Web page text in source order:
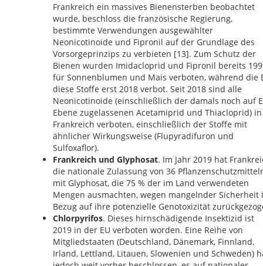
Frankreich ein massives Bienensterben beobachtet
wurde, beschloss die französische Regierung,
bestimmte Verwendungen ausgewählter
Neonicotinoide und Fipronil auf der Grundlage des
Vorsorgeprinzips zu verbieten [13]. Zum Schutz der
Bienen wurden Imidacloprid und Fipronil bereits
für Sonnenblumen und Mais verboten, während die
diese Stoffe erst 2018 verbot. Seit 2018 sind alle
Neonicotinoide (einschließlich der damals noch auf
Ebene zugelassenen Acetamiprid und Thiacloprid) in
Frankreich verboten, einschließlich der Stoffe mit
ähnlicher Wirkungsweise (Flupyradifuron und
Sulfoxaflor).
Frankreich und Glyphosat. Im Jahr 2019 hat
die nationale Zulassung von 36
mit Glyphosat, die 75 % der im Land verwendeten
Mengen ausmachten, wegen mangelnder Sicherheit
Bezug auf ihre potenzielle Genotoxizität
Chlorpyrifos. Dieses hirnschädigende Insektizid ist
2019 in der EU verboten worden. Eine Reihe von
Mitgliedstaaten (Deutschland, Dänemark, Finnland,
Irland, Lettland, Litauen, Slowenien und Schweden)